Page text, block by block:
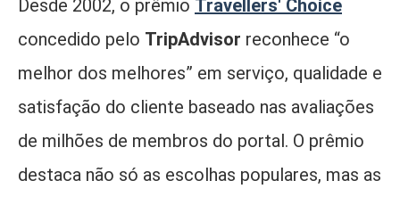
Desde 2002, o prêmio Travellers' Choice
concedido pelo TripAdvisor reconhece “o
melhor dos melhores” em serviço, qualidade e
satisfação do cliente baseado nas avaliações
de milhões de membros do portal. O prêmio
destaca não só as escolhas populares, mas as